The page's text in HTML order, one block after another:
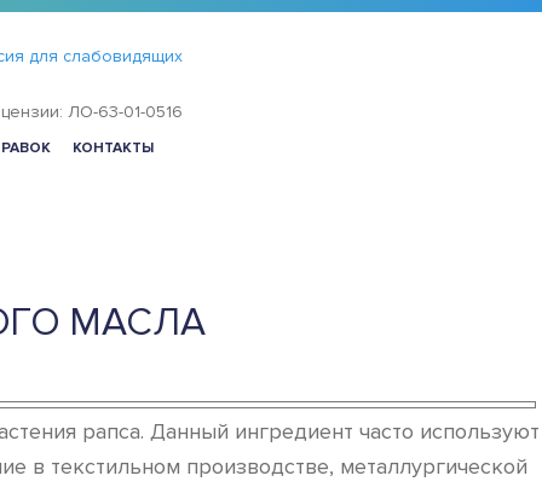
для слабовидящих
ЛО-63-01-0516
КОНТАКТЫ
МАСЛА
рапса. Данный ингредиент часто используют
в текстильном производстве, металлургической